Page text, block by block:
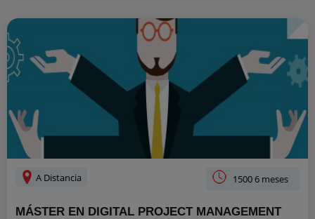
A Distancia 1500 6 meses
MÁSTER EN DIGITAL PROJECT MANAGEMENT